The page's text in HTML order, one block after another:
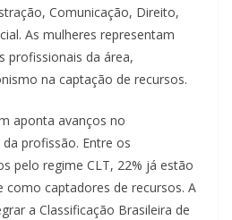
Comunicação, Direito,
As mulheres representam
profissionais da área,
na captação de recursos.
aponta avanços no
profissão. Entre os
pelo regime CLT, 22% já estão
captadores de recursos. A
a Classificação Brasileira de